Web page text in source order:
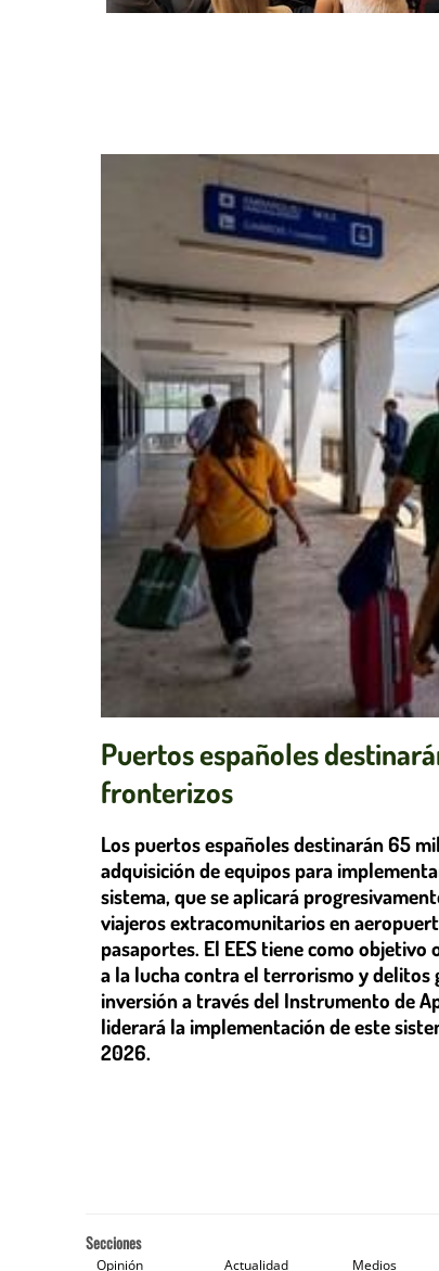
Puertos españoles
fronterizos
Los puertos españoles destinarán 65
adquisición de equipos para
sistema, que se aplicará
viajeros extracomunitarios en
pasaportes. El EES tiene como
a la lucha contra el terrorismo y delitos
inversión a través del Instrumento de
liderará la implementación de este
2026.
Secciones
Opinión Actualidad Medios